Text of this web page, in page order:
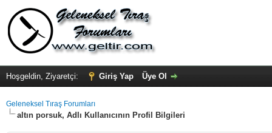
Hoşgeldin, Ziyaretçi: Giriş Yap Üye Ol
Geleneksel Tıraş Forumları
altın porsuk, Adlı Kullanıcının Profil Bilgileri